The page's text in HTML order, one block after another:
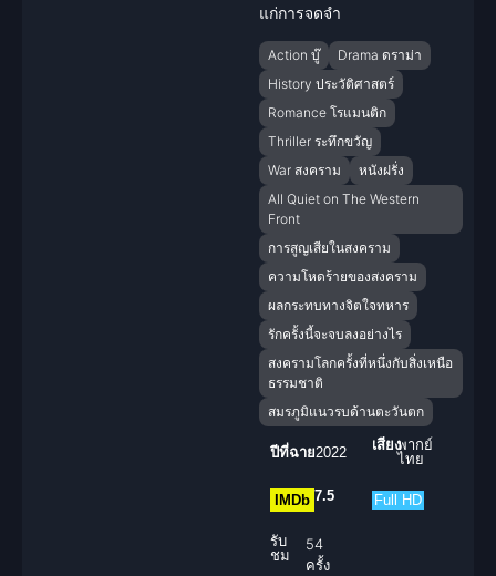
แก่การจดจำ
Action บู๊
Drama ดราม่า
History ประวัติศาสตร์
Romance โรแมนติก
Thriller ระทึกขวัญ
War สงคราม
หนังฝรั่ง
All Quiet on The Western
Front
การสูญเสียในสงคราม
ความโหดร้ายของสงคราม
ผลกระทบทางจิตใจทหาร
รักครั้งนี้จะจบลงอย่างไร
สงครามโลกครั้งที่หนึ่งกับสิ่งเหนือ
ธรรมชาติ
สมรภูมิแนวรบด้านตะวันตก
ปีที่ฉาย2022 เสียงพากย์
ไทย
IMDb 7.5 Full HD
รับ
ชม
54
ครั้ง